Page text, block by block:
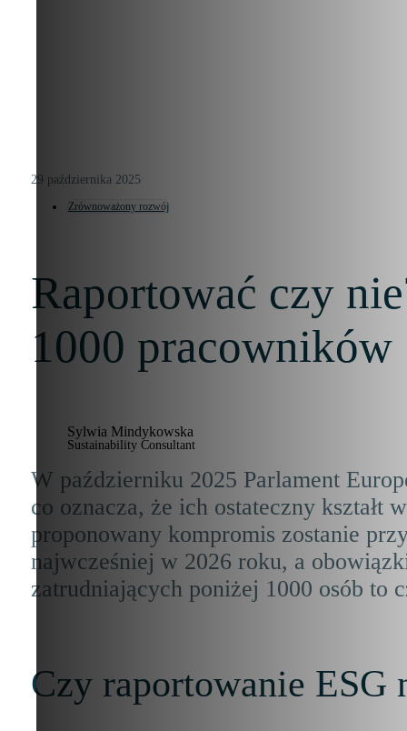
29 października 2025
Zrównoważony rozwój
Raportować czy
1000 pracowników
Sylwia Mindykowska
Sustainability Consultant
W październiku 2025 Parlament
co oznacza, że ich ostateczny kształt
proponowany kompromis zostanie
najwcześniej w 2026 roku, a
zatrudniających poniżej 1000 osób to
Czy raportowanie ESG